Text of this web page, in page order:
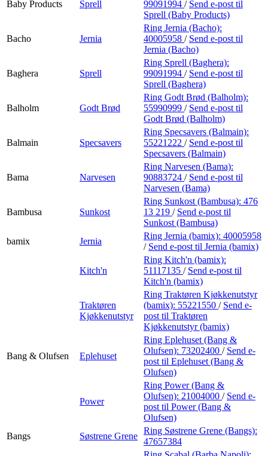
Baby Products Sprell
99091994 / Send e-post til
Sprell (Baby Products)
Bacho Jernia
Ring Jernia (Bacho):
40005958 / Send e-post til
Jernia (Bacho)
Baghera Sprell
Ring Sprell (Baghera):
99091994 / Send e-post til
Sprell (Baghera)
Balholm Godt Brød
Ring Godt Brød (Balholm):
55990999 / Send e-post til
Godt Brød (Balholm)
Balmain Specsavers
Ring Specsavers (Balmain):
55221222 / Send e-post til
Specsavers (Balmain)
Bama Narvesen
Ring Narvesen (Bama):
90883724 / Send e-post til
Narvesen (Bama)
Bambusa Sunkost
Ring Sunkost (Bambusa): 476
13 219 / Send e-post til
Sunkost (Bambusa)
bamix
Jernia
Ring Jernia (bamix): 40005958
/ Send e-post til Jernia (bamix)
Kitch'n
Ring Kitch'n (bamix):
51117135 / Send e-post til
Kitch'n (bamix)
Traktøren
Kjøkkenutstyr
Ring Traktøren Kjøkkenutstyr
(bamix): 55221550 / Send e-
post til Traktøren
Kjøkkenutstyr (bamix)
Bang & Olufsen Eplehuset
Ring Eplehuset (Bang &
Olufsen): 73202400 / Send e-
post til Eplehuset (Bang &
Olufsen)
Power
Ring Power (Bang &
Olufsen): 21004000 / Send e-
post til Power (Bang &
Olufsen)
Bangs
Søstrene Grene
Ring Søstrene Grene (Bangs):
47657384